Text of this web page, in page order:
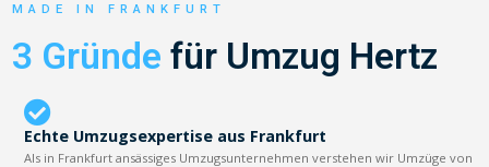
MADE IN FRANKFURT
3 Gründe für Umzug Hertz
Echte Umzugsexpertise aus Frankfurt
Als in Frankfurt ansässiges Umzugsunternehmen verstehen wir Umzüge von